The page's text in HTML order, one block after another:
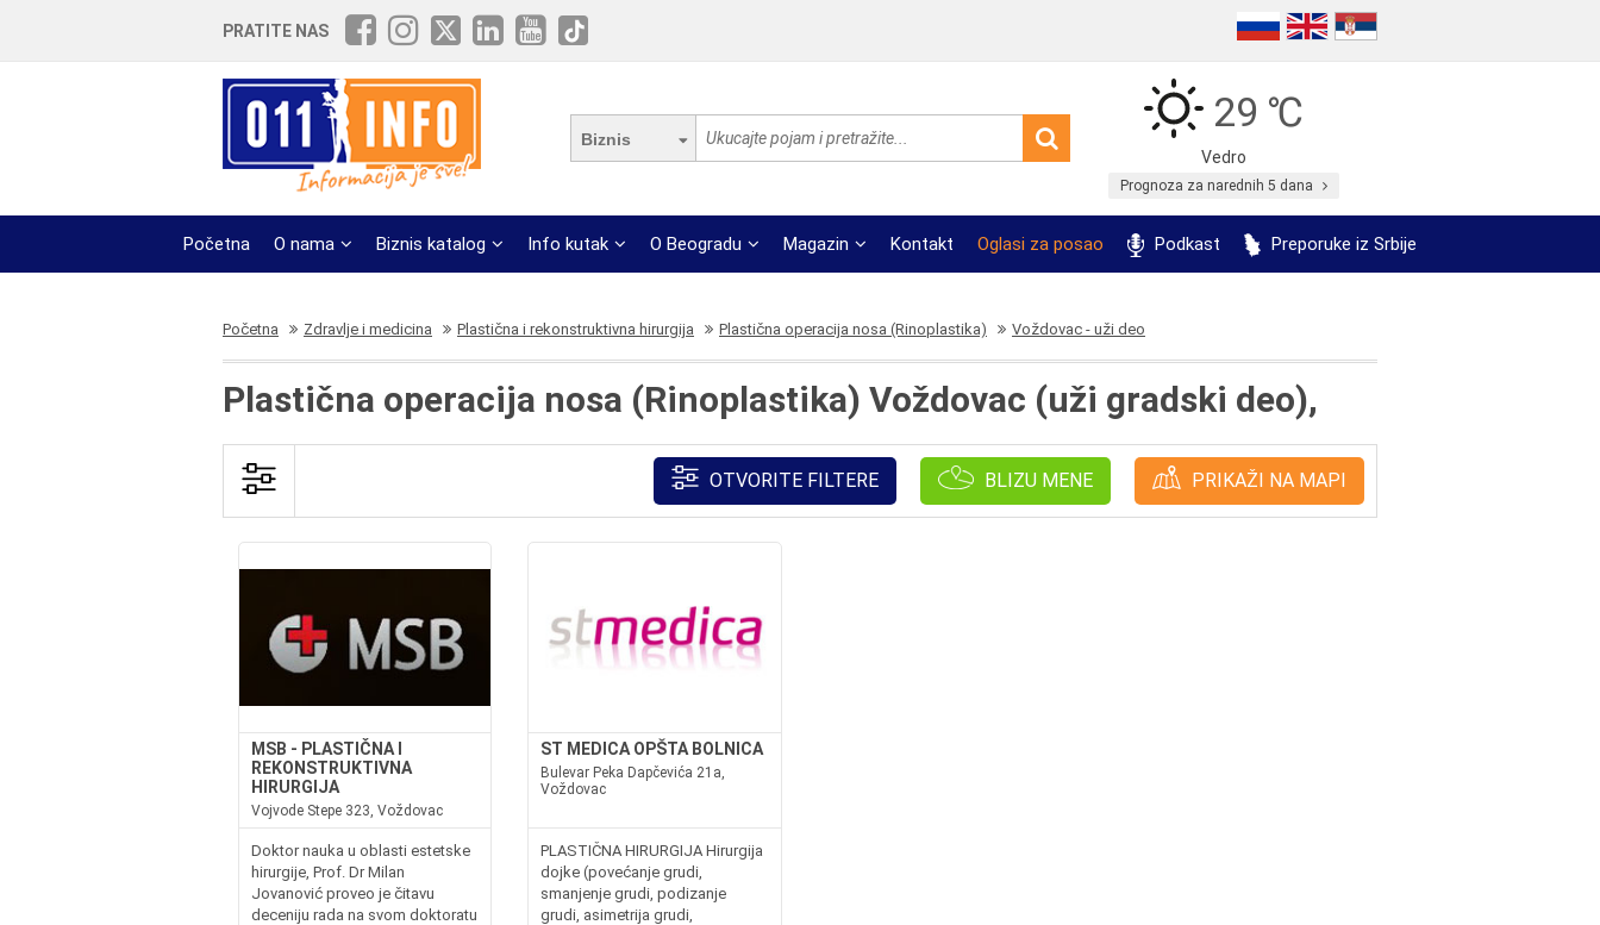
PRATITE NAS
Biznis
29 ℃
Vedro
Prognoza za narednih 5 dana
Početna O nama Biznis katalog Info kutak O Beogradu Magazin Kontakt Oglasi za posao Podkast Preporuke iz Srbije
Početna Zdravlje i medicina Plastična i rekonstruktivna hirurgija Plastična operacija nosa (Rinoplastika) Voždovac - uži deo
Plastična operacija nosa (Rinoplastika) Voždovac (uži gradski deo),
OTVORITE FILTERE BLIZU MENE PRIKAŽI NA MAPI
MSB - PLASTIČNA I
REKONSTRUKTIVNA
HIRURGIJA
Vojvode Stepe 323, Voždovac
Doktor nauka u oblasti estetske
hirurgije, Prof. Dr Milan
Jovanović proveo je čitavu
deceniju rada na svom doktoratu
ST MEDICA OPŠTA BOLNICA
Bulevar Peka Dapčevića 21a,
Voždovac
PLASTIČNA HIRURGIJA Hirurgija
dojke (povećanje grudi,
smanjenje grudi, podizanje
grudi, asimetrija grudi,